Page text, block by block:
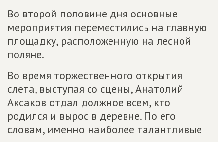
Во второй половине дня основные
мероприятия переместились на главную
площадку, расположенную на лесной
поляне.
Во время торжественного открытия
слета, выступая со сцены, Анатолий
Аксаков отдал должное всем, кто
родился и вырос в деревне. По его
словам, именно наиболее талантливые